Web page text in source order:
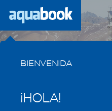
Previous
BIENVENIDA
¡HOLA!